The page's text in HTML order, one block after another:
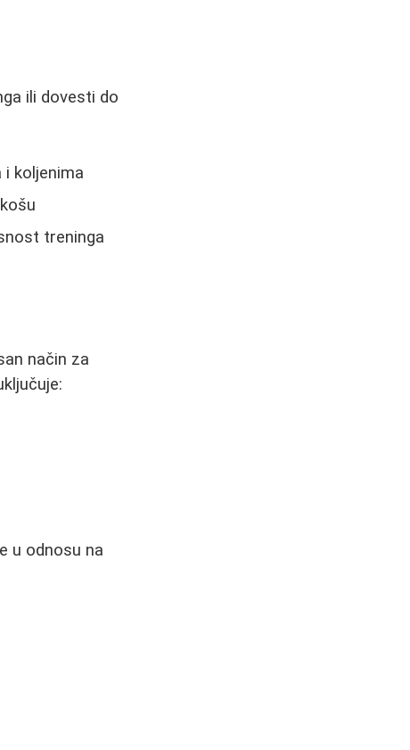
ili dovesti do
koljenima
treninga
način za
u odnosu na